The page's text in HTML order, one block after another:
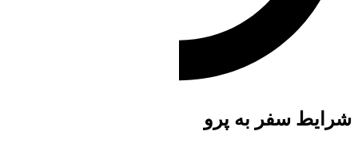
شرایط سفر به پرو